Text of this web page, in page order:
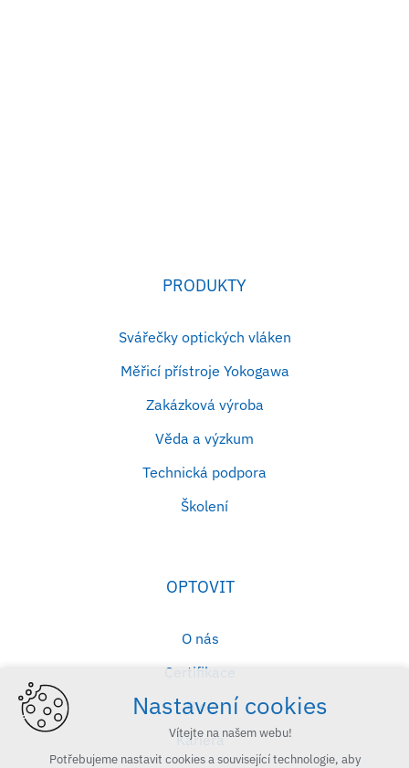
PRODUKTY
Svářečky optických vláken
Měřicí přístroje Yokogawa
Zakázková výroba
Věda a výzkum
Technická podpora
Školení
OPTOVIT
O nás
Certifikace
Blog
Kariéra
Nastavení cookies
Vítejte na našem webu!
Potřebujeme nastavit cookies a související technologie, aby